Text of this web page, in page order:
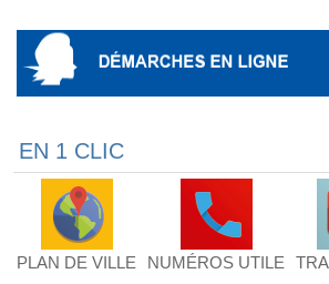
EN 1 CLIC
PLAN DE VILLE NUMÉROS UTILE